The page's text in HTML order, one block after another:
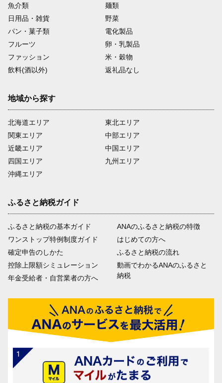
魚介類
麺類
日用品・雑貨
野菜
パン・菓子類
電化製品
フルーツ
卵・乳製品
ファッション
米・穀物
飲料(酒以外)
返礼品なし
地域から探す
北海道エリア
関東エリア
近畿エリア
四国エリア
沖縄エリア
東北エリア
中部エリア
中国エリア
九州エリア
ふるさと納税ガイド
ふるさと納税の基本ガイド
ワンストップ特例制度ガイド
確定申告のしかた
控除上限額シミュレーション
年金受給者・自営業者の方へ
ANAのふるさと納税の特徴
はじめての方へ
ふるさと納税の流れ
動画でわかるANAのふるさと
納税